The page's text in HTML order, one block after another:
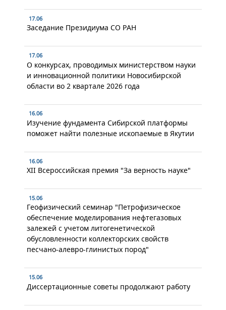
17.06
Заседание Президиума СО РАН
17.06
О конкурсах, проводимых министерством науки
и инновационной политики Новосибирской
области во 2 квартале 2026 года
16.06
Изучение фундамента Сибирской платформы
поможет найти полезные ископаемые в Якутии
16.06
XII Всероссийская премия "За верность науке"
15.06
Геофизический семинар "Петрофизическое
обеспечение моделирования нефтегазовых
залежей с учетом литогенетической
обусловленности коллекторских свойств
песчано-алевро-глинистых пород"
15.06
Диссертационные советы продолжают работу